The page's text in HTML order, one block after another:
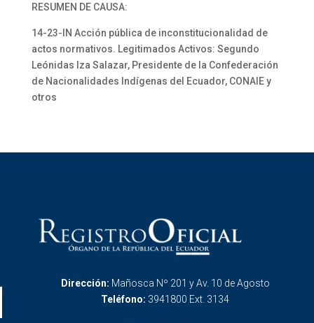
RESUMEN DE CAUSA:
14-23-IN Acción pública de inconstitucionalidad de
actos normativos. Legitimados Activos: Segundo
Leónidas Iza Salazar, Presidente de la Confederación
de Nacionalidades Indígenas del Ecuador, CONAIE y
otros
Dirección: Mañosca Nº 201 y Av. 10 de Agosto
Teléfono: 3941800 Ext. 3134